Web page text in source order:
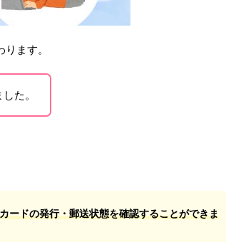
ます。
た。
ードの発行・郵送状態を確認することができま